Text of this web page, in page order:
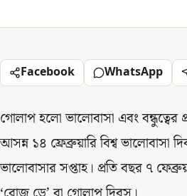
Facebook WhatsApp
গোলাপ হলো ভালোবাসা এবং বন্ধুত্বের
আসন্ন ১৪ ফ্রেব্রুয়ারি বিশ্ব
ভালোবাসার সপ্তাহ। প্রতি বছর ৭